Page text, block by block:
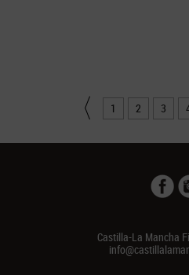
1 2 3
Castilla-La Mancha